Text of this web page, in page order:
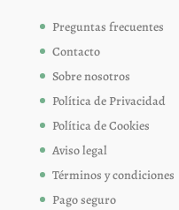
Preguntas frecuentes
Contacto
Sobre nosotros
Política de Privacidad
Política de Cookies
Aviso legal
Términos y condiciones
Pago seguro